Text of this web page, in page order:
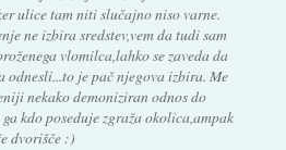
ulice tam niti slučajno niso varne.
ne izbira sredstev,vem da tudi sam
vlomilca,lahko se zaveda da
odnesli...to je pač njegova izbira. Me
nekako demoniziran odnos do
kdo poseduje zgraža okolica,ampak
dvorišče :)